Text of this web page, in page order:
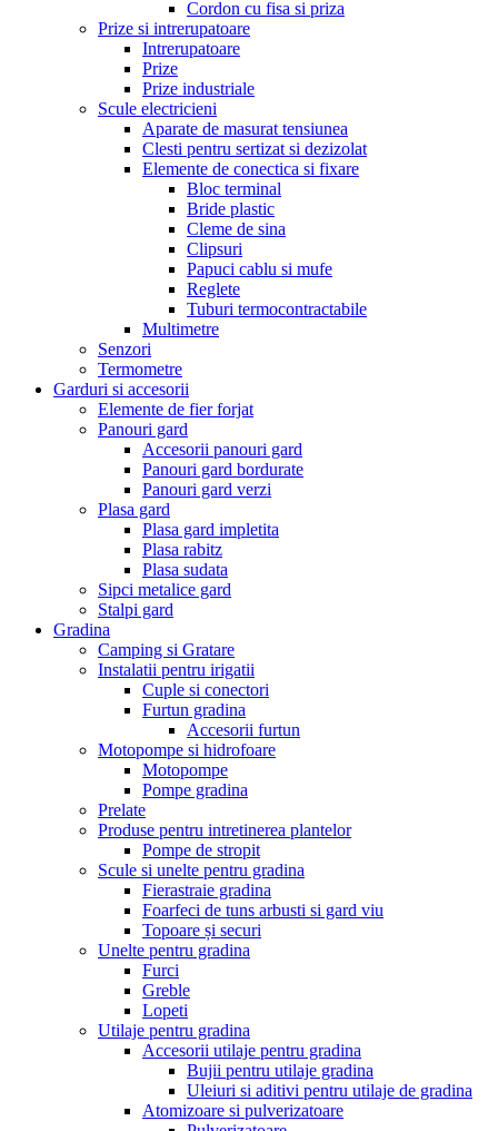
Cordon cu fisa si priza
Prize si intrerupatoare
Intrerupatoare
Prize
Prize industriale
Scule electricieni
Aparate de masurat tensiunea
Clesti pentru sertizat si dezizolat
Elemente de conectica si fixare
Bloc terminal
Bride plastic
Cleme de sina
Clipsuri
Papuci cablu si mufe
Reglete
Tuburi termocontractabile
Multimetre
Senzori
Termometre
Garduri si accesorii
Elemente de fier forjat
Panouri gard
Accesorii panouri gard
Panouri gard bordurate
Panouri gard verzi
Plasa gard
Plasa gard impletita
Plasa rabitz
Plasa sudata
Sipci metalice gard
Stalpi gard
Gradina
Camping si Gratare
Instalatii pentru irigatii
Cuple si conectori
Furtun gradina
Accesorii furtun
Motopompe si hidrofoare
Motopompe
Pompe gradina
Prelate
Produse pentru intretinerea plantelor
Pompe de stropit
Scule si unelte pentru gradina
Fierastraie gradina
Foarfeci de tuns arbusti si gard viu
Topoare și securi
Unelte pentru gradina
Furci
Greble
Lopeti
Utilaje pentru gradina
Accesorii utilaje pentru gradina
Bujii pentru utilaje gradina
Uleiuri si aditivi pentru utilaje de gradina
Atomizoare si pulverizatoare